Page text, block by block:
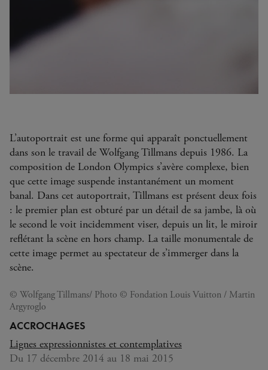
LONDON OLYMPICS
2012
Wolfgang Tillmans
L’autoportrait est une forme qui apparaît ponctuellement
dans son le travail de Wolfgang Tillmans depuis 1986. La
composition de London Olympics s’avère complexe, bien
que cette image suspende instantanément un moment
banal. Dans cet autoportrait, Tillmans est présent deux fois
: le premier plan est obturé par un détail de sa jambe, là où
le second le voit incidemment viser, depuis un lit, le miroir
reflétant la scène en hors champ. La taille monumentale de
cette image permet au spectateur de s’immerger dans la
scène.
© Wolfgang Tillmans/ Photo © Fondation Louis Vuitton / Martin
Argyroglo
ACCROCHAGES
Lignes expressionnistes et contemplatives
Du 17 décembre 2014 au 18 mai 2015